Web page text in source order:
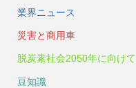
業界ニュース
災害と商用車
脱炭素社会2050年に向けて
豆知識